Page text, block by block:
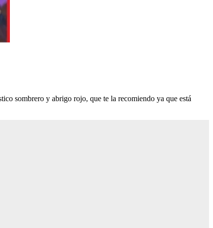
sombrero y abrigo rojo, que te la recomiendo ya que está